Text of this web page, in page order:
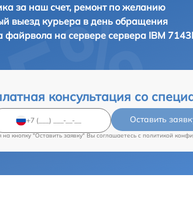
за наш счет, ремонт по желанию
выезд курьера в день обращения
файрвола на сервере сервера IBM
консультация со
Оставить
кнопку "Оставить заявку" Вы соглашаетесь c политикой